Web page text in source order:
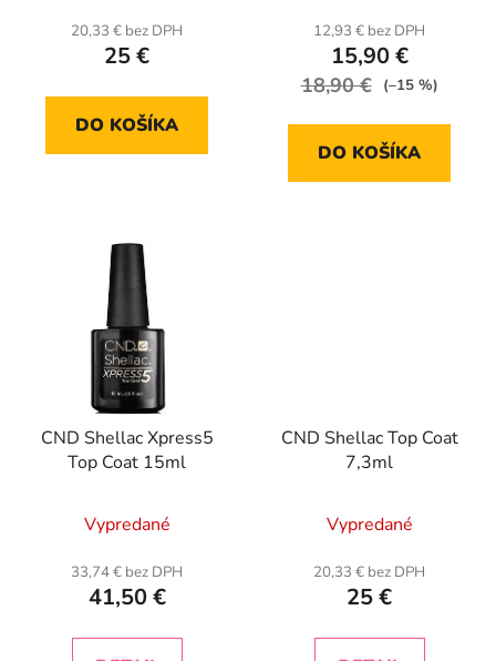
20,33 € bez DPH
25 €
DO KOŠÍKA
12,93 € bez DPH
15,90 €
18,90 € (–15 %)
DO KOŠÍKA
CND Shellac Xpress5
Top Coat 15ml
Vypredané
33,74 € bez DPH
41,50 €
CND Shellac Top Coat
7,3ml
Vypredané
20,33 € bez DPH
25 €